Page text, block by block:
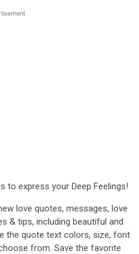
to express your Deep Feelings!
love quotes, messages, love
& tips, including beautiful and
the quote text colors, size, font
from. Save the favorite